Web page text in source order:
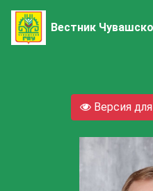
Вестник
Версия